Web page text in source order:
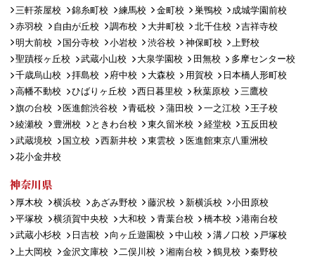
三軒茶屋校
錦糸町校 練馬校 金町校 巣鴨校
成城学園前校
赤羽校
自由が丘校 調布校 大井町校 北千住校
吉祥寺校
明大前校
国分寺校 小岩校 渋谷校 神保町校
上野校
聖蹟桜ヶ丘校
武蔵小山校 大泉学園校 田無校
多摩センター校
千歳烏山校
拝島校 府中校 大森校 用賀校
日本橋人形町校
高幡不動校
ひばりヶ丘校 西日暮里校 秋葉原校
三鷹校
旗の台校
医進館渋谷校 青砥校 蒲田校 一之江校
王子校
綾瀬校
豊洲校 ときわ台校 東久留米校 経堂校
五反田校
武蔵境校
国立校 西新井校 東雲校
医進館東京八重洲校
花小金井校
神奈川県
厚木校 横浜校 あざみ野校 藤沢校 新横浜校
小田原校
平塚校
横須賀中央校 大和校 青葉台校 橋本校
港南台校
武蔵小杉校
日吉校 向ヶ丘遊園校 中山校 溝ノ口校
戸塚校
上大岡校
金沢文庫校 二俣川校 湘南台校 鶴見校
秦野校